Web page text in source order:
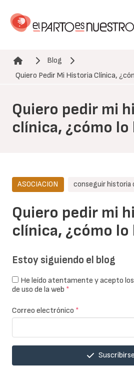
contenido
Ruta de navegación
Blog
Quiero Pedir Mi Historia Clínica,
Quiero pedir mi
clínica, ¿cómo lo
Quiero pedir mi
clínica, ¿cómo lo
ASOCIACION conseguir historia
Estoy siguiendo el blog
He leído atentamente y acepto los
de uso de la web *
Correo electrónico *
Suscribirse